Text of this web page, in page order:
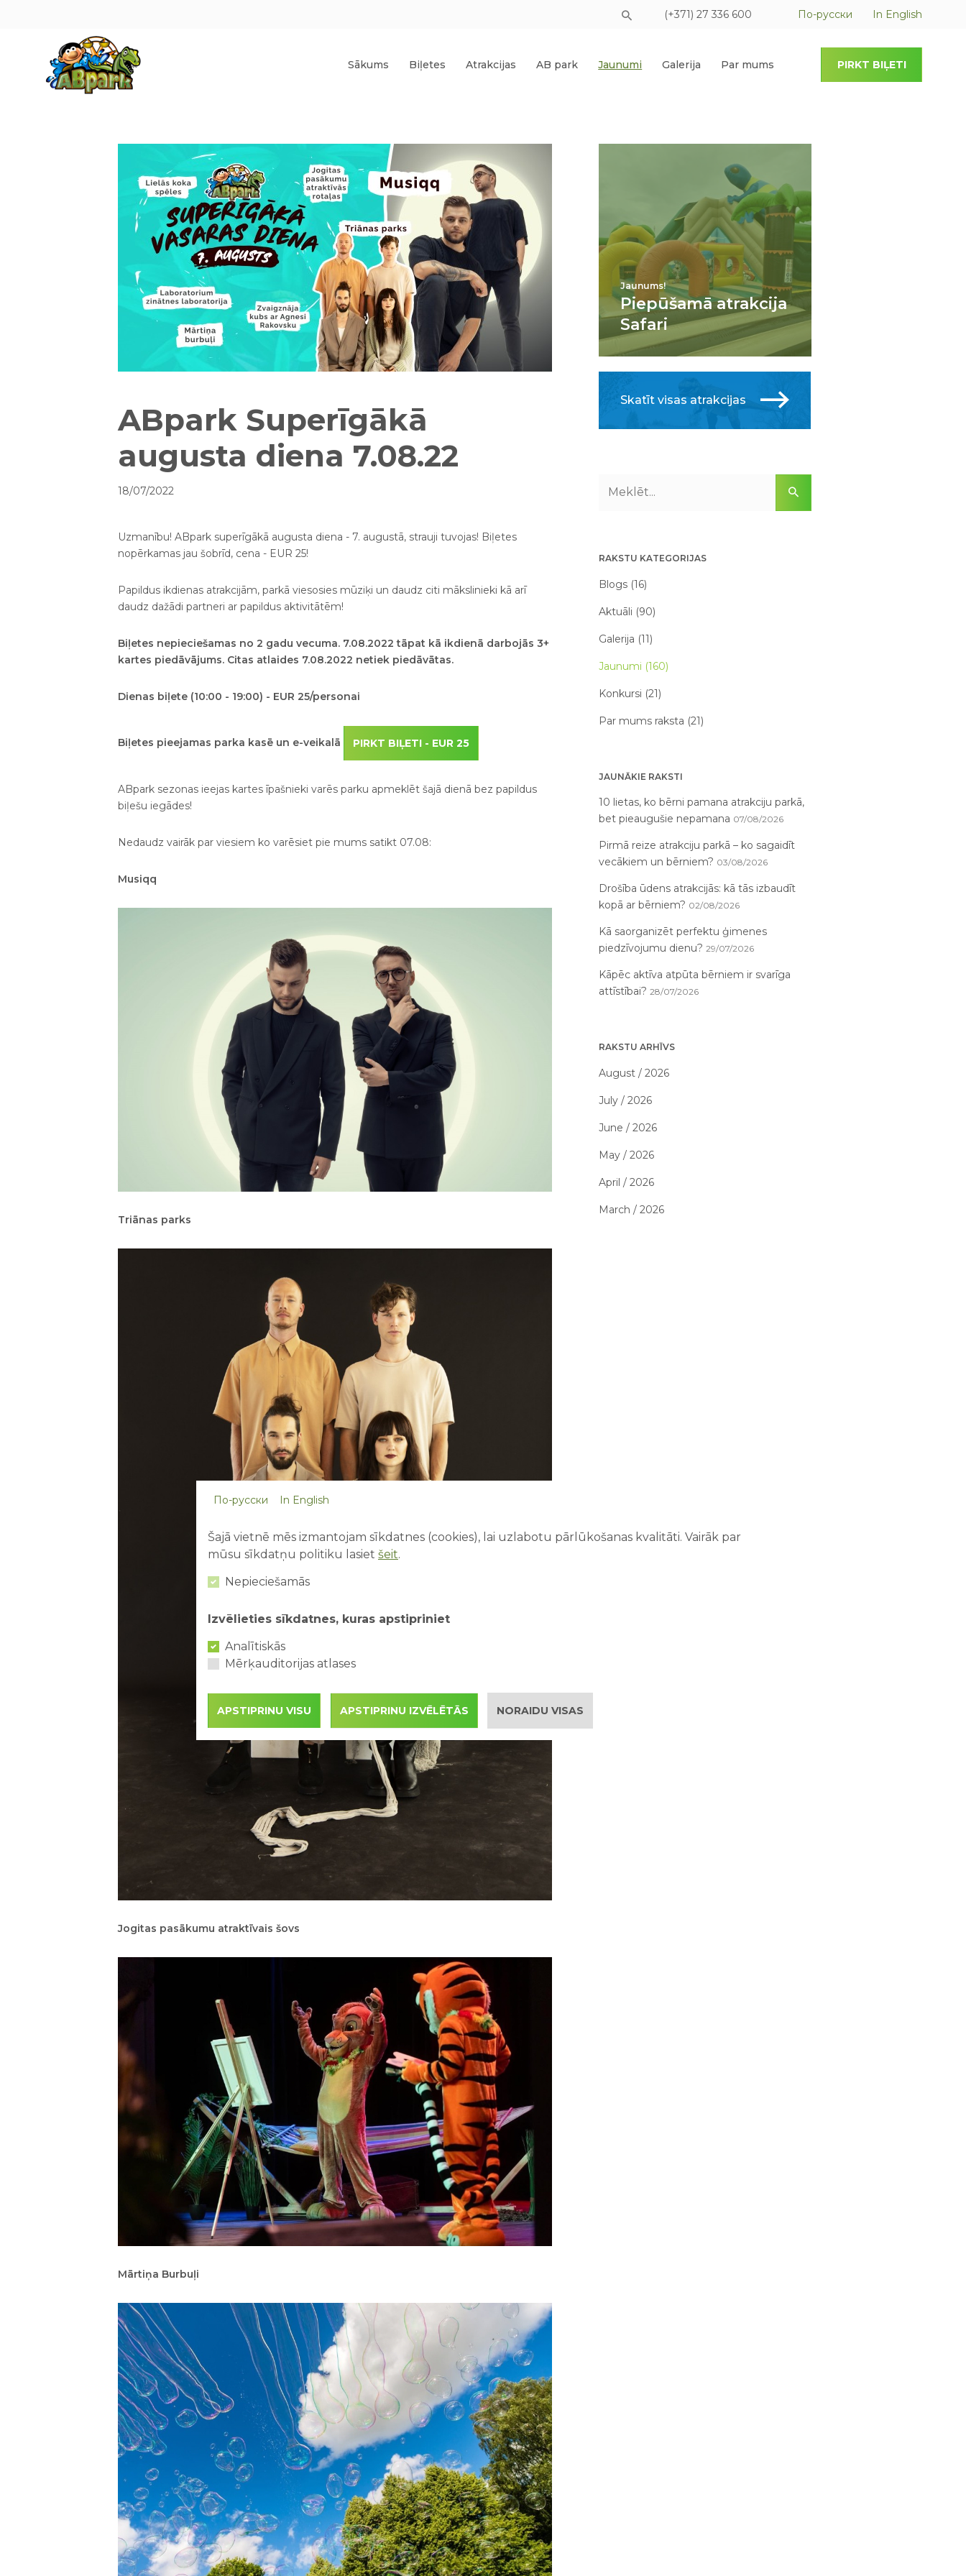
(+371) 27 336 600 По-русски In English
Sākums Biļetes Atrakcijas AB park Jaunumi Galerija Par mums PIRKT BIĻETI
ABpark Superīgākā
augusta diena 7.08.22
18/07/2022
Uzmanību! ABpark superīgākā augusta diena - 7. augustā, strauji tuvojas! Biļetes
nopērkamas jau šobrīd, cena - EUR 25!
Papildus ikdienas atrakcijām, parkā viesosies mūziķi un daudz citi mākslinieki kā arī
daudz dažādi partneri ar papildus aktivitātēm!
Biļetes nepieciešamas no 2 gadu vecuma. 7.08.2022 tāpat kā ikdienā darbojās 3+
kartes piedāvājums. Citas atlaides 7.08.2022 netiek piedāvātas.
Dienas biļete (10:00 - 19:00) - EUR 25/personai
Biļetes pieejamas parka kasē un e-veikalā PIRKT BIĻETI - EUR 25
ABpark sezonas ieejas kartes īpašnieki varēs parku apmeklēt šajā dienā bez papildus
biļešu iegādes!
Nedaudz vairāk par viesiem ko varēsiet pie mums satikt 07.08:
Musiqq
Triānas parks
Jogitas pasākumu atraktīvais šovs
Mārtiņa Burbuļi
Jaunums!
Piepūšamā atrakcija
Safari
Skatīt visas atrakcijas
RAKSTU KATEGORIJAS
Blogs (16)
Aktuāli (90)
Galerija (11)
Jaunumi (160)
Konkursi (21)
Par mums raksta (21)
JAUNĀKIE RAKSTI
10 lietas, ko bērni pamana atrakciju parkā,
bet pieaugušie nepamana 07/08/2026
Pirmā reize atrakciju parkā – ko sagaidīt
vecākiem un bērniem? 03/08/2026
Drošība ūdens atrakcijās: kā tās izbaudīt
kopā ar bērniem? 02/08/2026
Kā saorganizēt perfektu ģimenes
piedzīvojumu dienu?29/07/2026
Kāpēc aktīva atpūta bērniem ir svarīga
attīstībai?28/07/2026
RAKSTU ARHĪVS
August / 2026
July / 2026
June / 2026
May / 2026
April / 2026
March / 2026
По-русски In English
Šajā vietnē mēs izmantojam sīkdatnes (cookies), lai uzlabotu pārlūkošanas kvalitāti. Vairāk par
mūsu sīkdatņu politiku lasiet šeit.
Nepieciešamās
Izvēlieties sīkdatnes, kuras apstipriniet
Analītiskās
Mērķauditorijas atlases
APSTIPRINU VISU APSTIPRINU IZVĒLĒTĀS NORAIDU VISAS